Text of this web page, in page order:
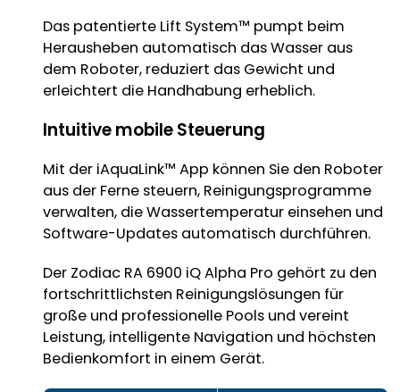
Das patentierte Lift System™ pumpt beim
Herausheben automatisch das Wasser aus
dem Roboter, reduziert das Gewicht und
erleichtert die Handhabung erheblich.
Intuitive mobile Steuerung
Mit der iAquaLink™ App können Sie den Roboter
aus der Ferne steuern, Reinigungsprogramme
verwalten, die Wassertemperatur einsehen und
Software-Updates automatisch durchführen.
Der Zodiac RA 6900 iQ Alpha Pro gehört zu den
fortschrittlichsten Reinigungslösungen für
große und professionelle Pools und vereint
Leistung, intelligente Navigation und höchsten
Bedienkomfort in einem Gerät.